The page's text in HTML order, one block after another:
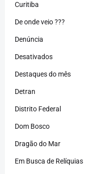
Curitiba
De onde veio ???
Denúncia
Desativados
Destaques do mês
Detran
Distrito Federal
Dom Bosco
Dragão do Mar
Em Busca de Relíquias